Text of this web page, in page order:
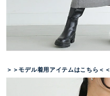
＞＞モデル着用アイテムはこちら＜＜